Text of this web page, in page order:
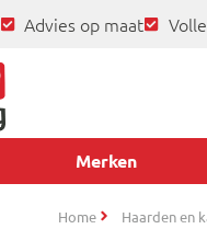
Advies op maat
Merken
Home Haarden en